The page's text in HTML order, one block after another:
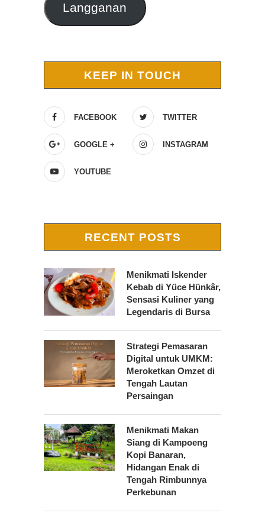
Langganan
KEEP IN TOUCH
FACEBOOK TWITTER
GOOGLE + INSTAGRAM
YOUTUBE
RECENT POSTS
Menikmati Iskender
Kebab di Yüce Hünkâr,
Sensasi Kuliner yang
Legendaris di Bursa
Strategi Pemasaran
Digital untuk UMKM:
Meroketkan Omzet di
Tengah Lautan
Persaingan
Menikmati Makan
Siang di Kampoeng
Kopi Banaran,
Hidangan Enak di
Tengah Rimbunnya
Perkebunan